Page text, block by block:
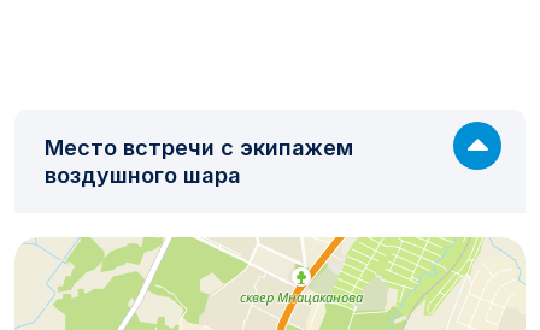
Место встречи с экипажем
воздушного шара